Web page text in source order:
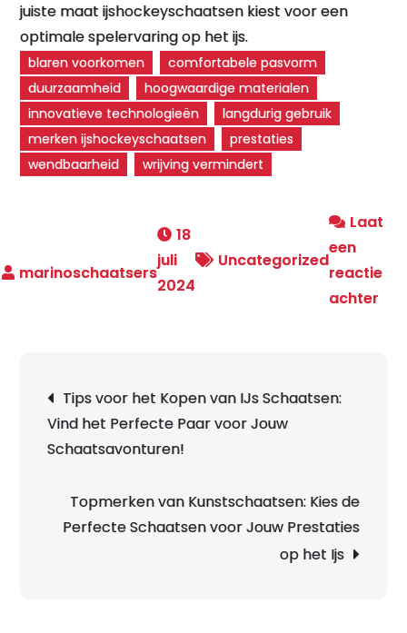
juiste maat ijshockeyschaatsen kiest voor een
optimale spelervaring op het ijs.
blaren voorkomen
comfortabele pasvorm
duurzaamheid
hoogwaardige materialen
innovatieve technologieën
langdurig gebruik
merken ijshockeyschaatsen
prestaties
wendbaarheid
wrijving vermindert
18
juli
2024
Uncategorized
Laat
een
reactie
achter
Tips voor het Kopen van IJs Schaatsen:
Vind het Perfecte Paar voor Jouw
Schaatsavonturen!
Topmerken van Kunstschaatsen: Kies de
Perfecte Schaatsen voor Jouw Prestaties
op het Ijs